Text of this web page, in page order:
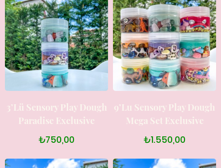
3’lü Sensory Play Dough
Paradise Exclusive
₺750,00
9’lu Sensory Play Dough
Mega Set Exclusive
₺1.550,00